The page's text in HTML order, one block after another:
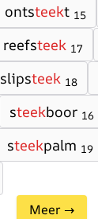
ontsteekt 15
reefsteek 17
slipsteek 18
steekboor 16
steekpalm 19
Meer →